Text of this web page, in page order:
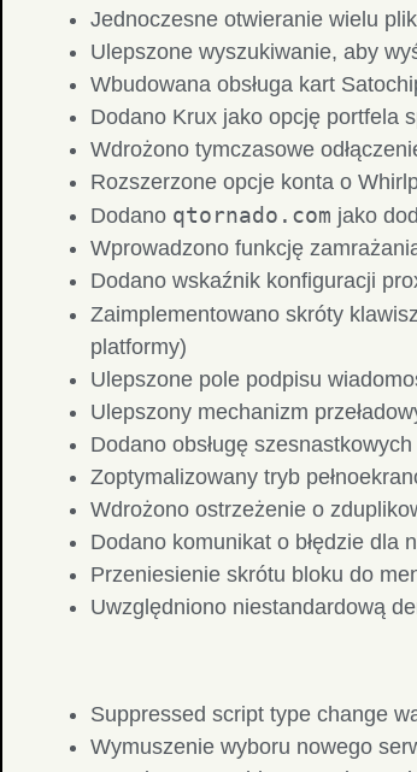
Jednoczesne otwieranie wielu
Ulepszone wyszukiwanie, aby
Wbudowana obsługa kart
Dodano Krux jako opcję portfela
Wdrożono tymczasowe
Rozszerzone opcje konta o
Dodano qtornado.com jako
Wprowadzono funkcję
Dodano wskaźnik konfiguracji
Zaimplementowano skróty
platformy)
Ulepszone pole podpisu
Ulepszony mechanizm
Dodano obsługę
Zoptymalizowany tryb
Wdrożono ostrzeżenie o
Dodano komunikat o błędzie dla
Przeniesienie skrótu bloku do
Uwzględniono niestandardową
Suppressed script type change
Wymuszenie wyboru nowego